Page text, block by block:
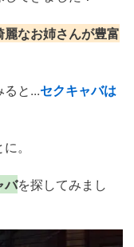
なお姉さんが豊富
と...セクキャバは
。
バを探してみまし